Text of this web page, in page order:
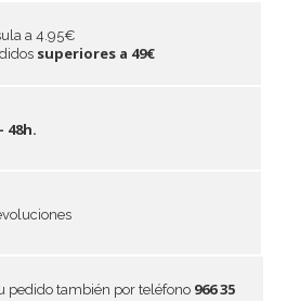
a 4.95€
superiores a 49€
48h.
pedido también por teléfono 966 35